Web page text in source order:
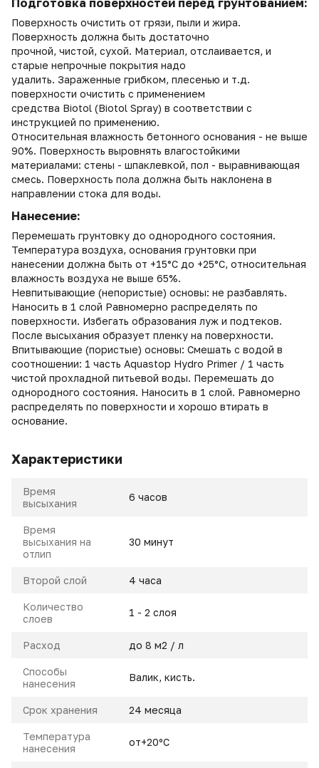
Подготовка поверхностей перед грунтованием:
Поверхность очистить от грязи, пыли и жира.
Поверхность должна быть достаточно
прочной, чистой, сухой. Материал, отслаивается, и
старые непрочные покрытия надо
удалить. Зараженные грибком, плесенью и т.д.
поверхности очистить с применением
средства Biotol (Biotol Spray) в соответствии с
инструкцией по применению.
Относительная влажность бетонного основания - не выше
90%. Поверхность выровнять влагостойкими
материалами: стены - шпаклевкой, пол - выравнивающая
смесь. Поверхность пола должна быть наклонена в
направлении стока для воды.
Нанесение:
Перемешать грунтовку до однородного состояния.
Температура воздуха, основания грунтовки при
нанесении должна быть от +15°С до +25°С, относительная
влажность воздуха не выше 65%.
Невпитывающие (непористые) основы: не разбавлять.
Наносить в 1 слой Равномерно распределять по
поверхности. Избегать образования луж и подтеков.
После высыхания образует пленку на поверхности.
Впитывающие (пористые) основы: Смешать с водой в
соотношении: 1 часть Aquastop Hydro Primer / 1 часть
чистой прохладной питьевой воды. Перемешать до
однородного состояния. Наносить в 1 слой. Равномерно
распределять по поверхности и хорошо втирать в
основание.
Характеристики
Время
высыхания
6 часов
Время
высыхания на
отлип
30 минут
Второй слой 4 часа
Количество
слоев
1 - 2 слоя
Расход до 8 м2 / л
Способы
нанесения
Валик, кисть.
Срок хранения 24 месяца
Температура
нанесения
от+20ºС